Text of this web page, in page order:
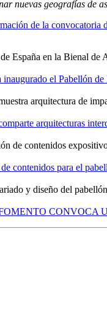
nuevas geografías de
de la convocatoria
España en la Bienal de
el Pabellón de
arquitectura de
arquitecturas
de contenidos
contenidos para el
y diseño del
CONVOCA